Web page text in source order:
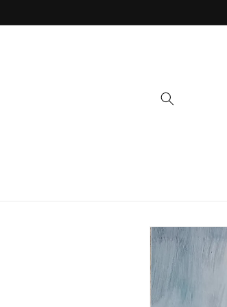
sisältöön
Siirry
tuotetietoihin